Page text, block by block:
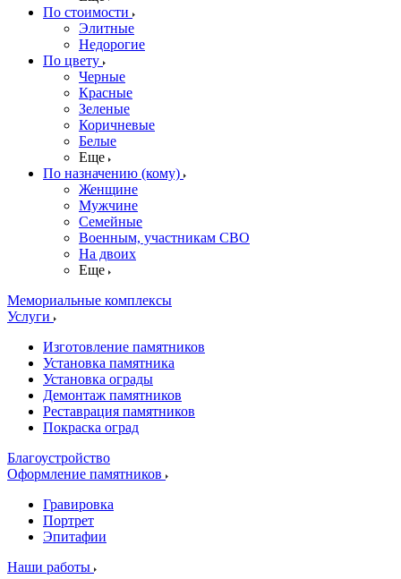
По стоимости
Элитные
Недорогие
По цвету
Черные
Красные
Зеленые
Коричневые
Белые
Еще
По назначению (кому)
Женщине
Мужчине
Семейные
Военным, участникам СВО
На двоих
Еще
Мемориальные комплексы
Услуги
Изготовление памятников
Установка памятника
Установка ограды
Демонтаж памятников
Реставрация памятников
Покраска оград
Благоустройство
Оформление памятников
Гравировка
Портрет
Эпитафии
Наши работы